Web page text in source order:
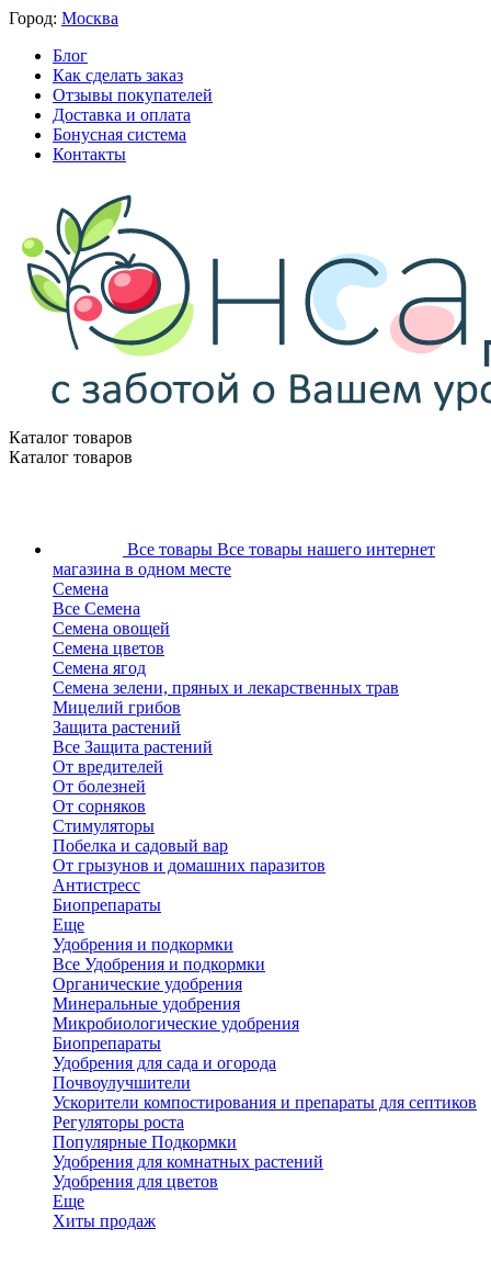
Город: Москва
Блог
Как сделать заказ
Отзывы покупателей
Доставка и оплата
Бонусная система
Контакты
Каталог товаров
Каталог товаров
Все товары Все товары нашего интернет
магазина в одном месте
Семена
Все Семена
Семена овощей
Семена цветов
Семена ягод
Семена зелени, пряных и лекарственных трав
Мицелий грибов
Защита растений
Все Защита растений
От вредителей
От болезней
От сорняков
Стимуляторы
Побелка и садовый вар
От грызунов и домашних паразитов
Антистресс
Биопрепараты
Еще
Удобрения и подкормки
Все Удобрения и подкормки
Органические удобрения
Минеральные удобрения
Микробиологические удобрения
Биопрепараты
Удобрения для сада и огорода
Почвоулучшители
Ускорители компостирования и препараты для септиков
Регуляторы роста
Популярные Подкормки
Удобрения для комнатных растений
Удобрения для цветов
Еще
Хиты продаж